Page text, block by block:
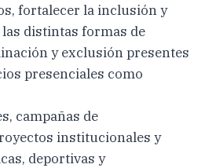
fortalecer la inclusión y
distintas formas de
y exclusión presentes
presenciales como
campañas de
institucionales y
deportivas y